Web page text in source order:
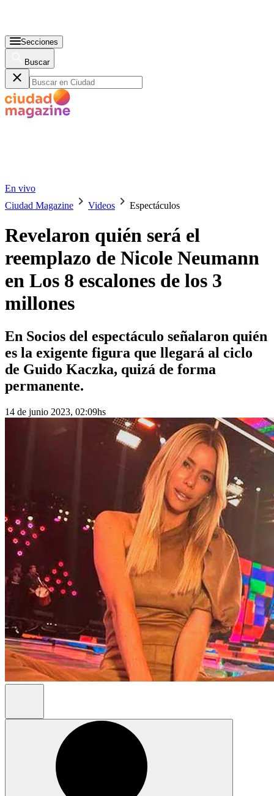
Secciones
Buscar
En vivo
Ciudad Magazine
Videos Espectáculos
Revelaron quién será el
reemplazo de Nicole Neumann
en Los 8 escalones de los 3
millones
En Socios del espectáculo señalaron quién
es la exigente figura que llegará al ciclo
de Guido Kaczka, quizá de forma
permanente.
14 de junio 2023, 02:09hs